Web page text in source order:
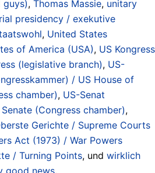
, Thomas Massie, unitary
presidency / exekutive
, United States
of America (USA), US Kongress
(legislative branch), US-
/ US House of
chamber), US-Senat
(Congress chamber),
Gerichte / Supreme Courts
Act (1973) / War Powers
/ Turning Points, und wirklich
good news.